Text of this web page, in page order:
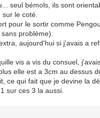
seul bémols, ils sont
le coté.
pour le sortir comme
problème).
aujourd'hui si j'avais a
vis a vis du consuel,
elle est a 3cm au dessus
ce qui fait que je devine la
sur ces 3 la aussi.